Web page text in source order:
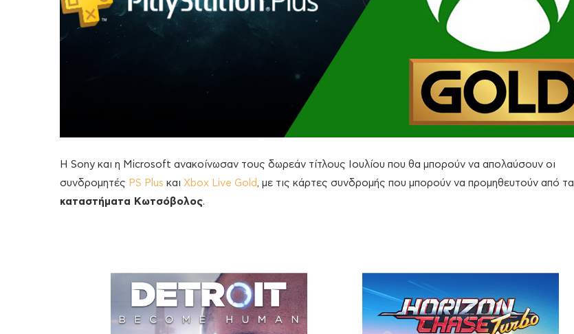
Η Sony και η Microsoft ανακοίνωσαν τους δωρεάν τίτλους Ιουλίου που θα μπορούν να απολαύσουν οι
συνδρομητές PS Plus και Xbox Live Gold, με τις κάρτες συνδρομής που μπορούν να προμηθευτούν από τα
καταστήματα Κωτσόβολος.